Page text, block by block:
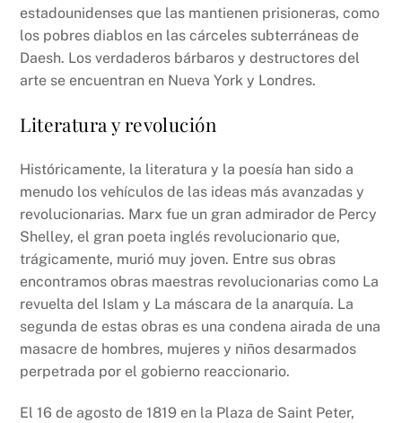
estadounidenses que las mantienen prisioneras, como
los pobres diablos en las cárceles subterráneas de
Daesh. Los verdaderos bárbaros y destructores del
arte se encuentran en Nueva York y Londres.
Literatura y revolución
Históricamente, la literatura y la poesía han sido a
menudo los vehículos de las ideas más avanzadas y
revolucionarias. Marx fue un gran admirador de Percy
Shelley, el gran poeta inglés revolucionario que,
trágicamente, murió muy joven. Entre sus obras
encontramos obras maestras revolucionarias como La
revuelta del Islam y La máscara de la anarquía. La
segunda de estas obras es una condena airada de una
masacre de hombres, mujeres y niños desarmados
perpetrada por el gobierno reaccionario.
El 16 de agosto de 1819 en la Plaza de Saint Peter,